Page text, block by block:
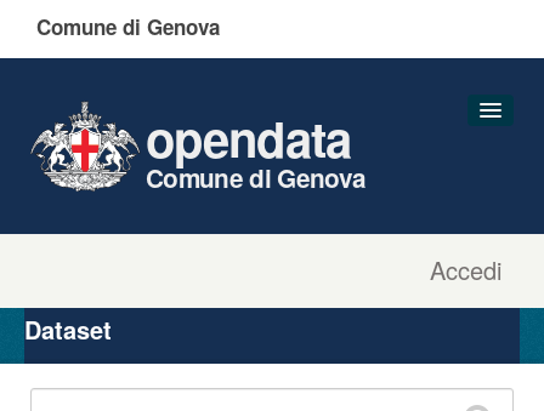
Comune di Genova
Accedi
opendata
Comune di Genova
Organizzazioni
Gruppi
Dataset